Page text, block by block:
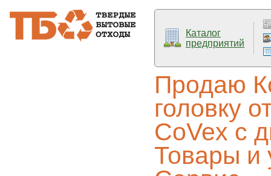
Каталог
предприятий
Продаю
головку
CoVex с
Товары и